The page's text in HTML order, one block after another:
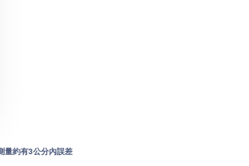
量約有3公分內誤差